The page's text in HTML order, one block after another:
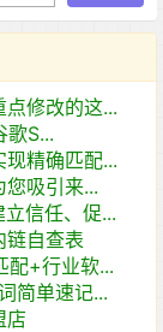
修改的这...
歌S...
精确匹配...
吸引来...
信任、促...
链自查表
配+行业软...
简单速记...
店